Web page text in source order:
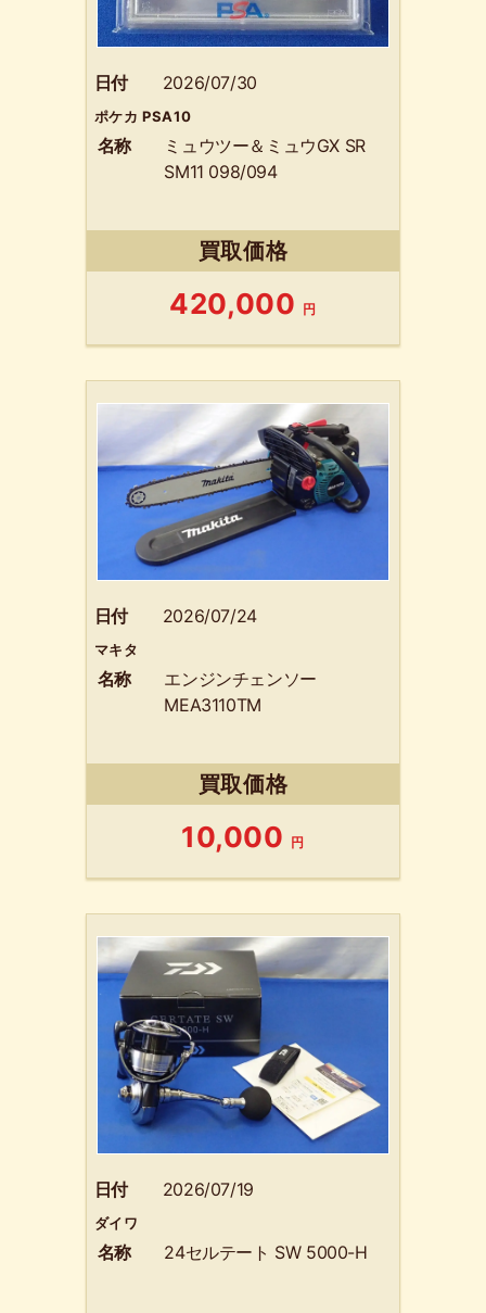
日付 2026/07/30
ポケカ PSA10
名称
ミュウツー＆ミュウGX SR
SM11 098/094
買取価格
420,000 円
日付 2026/07/24
マキタ
名称
エンジンチェンソー
MEA3110TM
買取価格
10,000 円
日付 2026/07/19
ダイワ
名称 24セルテート SW 5000-H